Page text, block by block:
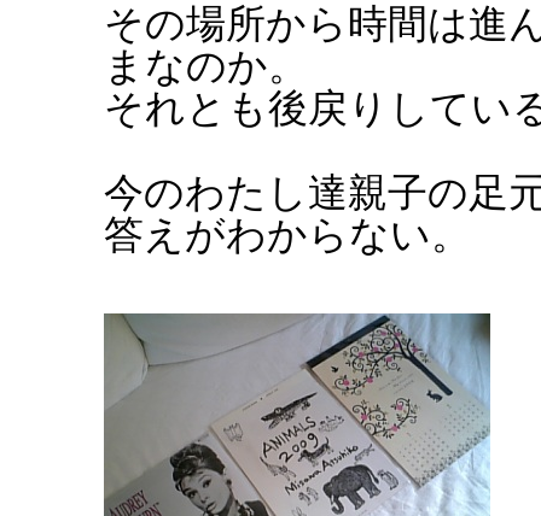
その場所から時間は進
まなのか。
それとも後戻りしてい
今のわたし達親子の足
答えがわからない。